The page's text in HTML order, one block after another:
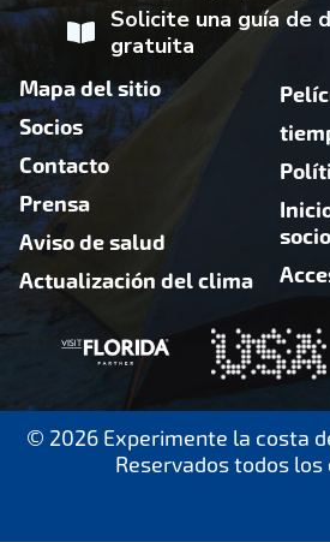
Solicite una guía de
gratuita
Mapa del sitio
Socios
Contacto
Prensa
Aviso de salud
Actualización del clima
socio
© 2026 Experimente la costa
Reservados todos los